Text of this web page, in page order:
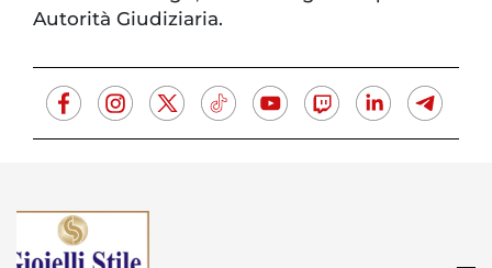
Autorità Giudiziaria.